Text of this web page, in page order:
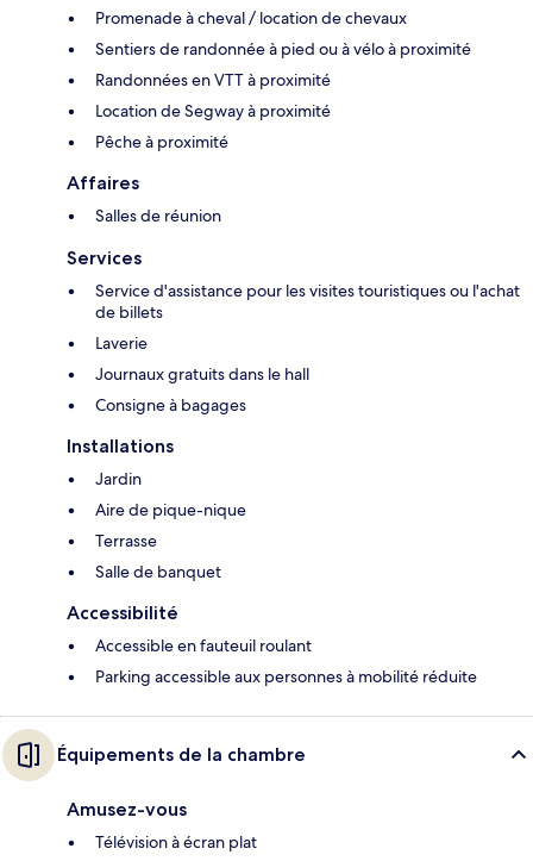
Promenade à cheval / location de chevaux
Sentiers de randonnée à pied ou à vélo à proximité
Randonnées en VTT à proximité
Location de Segway à proximité
Pêche à proximité
Affaires
Salles de réunion
Services
Service d'assistance pour les visites touristiques ou l'achat
de billets
Laverie
Journaux gratuits dans le hall
Consigne à bagages
Installations
Jardin
Aire de pique-nique
Terrasse
Salle de banquet
Accessibilité
Accessible en fauteuil roulant
Parking accessible aux personnes à mobilité réduite
Équipements de la chambre
Amusez-vous
Télévision à écran plat